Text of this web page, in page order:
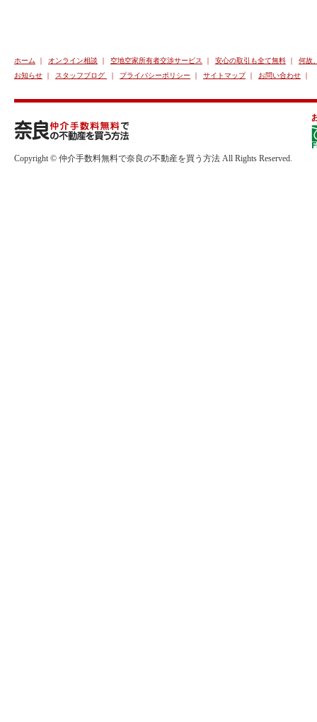
ホーム ｜ オンライン相談 ｜ 空地空家所有者交渉サービス ｜ 安心の取引も全て無料 ｜
何故
お知らせ ｜ スタッフブログ ｜ プライバシーポリシー ｜ サイトマップ｜ お問い合わせ ｜
Copyright © 仲介手数料無料で奈良の不動産を買う方法 All Rights Reserved.